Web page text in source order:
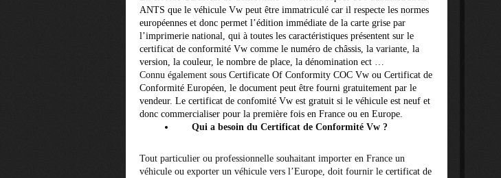
ANTS que le véhicule Vw peut être immatriculé car il respecte les normes
européennes et donc permet l’édition immédiate de la carte grise par
l’imprimerie national, qui à toutes les caractéristiques présentent sur le
certificat de conformité Vw comme le numéro de châssis, la variante, la
version, la couleur, le nombre de place, la dénomination ect …
Connu également sous Certificate Of Conformity COC Vw ou Certificat de
Conformité Européen , le document peut être fourni gratuitement par le
vendeur. Le certificat de confomité Vw est gratuit si le véhicule est neuf et
donc commercialiser pour la première fois en France ou en Europe.
Qui a besoin du Certificat de Conformité Vw ?
Tout particulier ou professionnelle souhaitant importer en France un
véhicule ou exporter un véhicule vers l’Europe, doit fournir le certificat de